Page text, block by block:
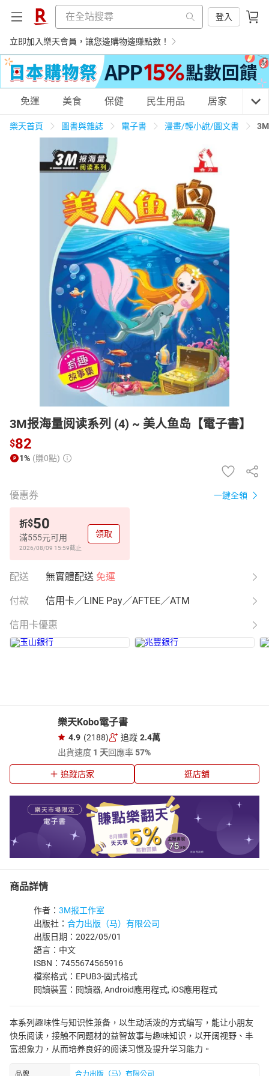
登入
立即加入樂天會員，讓您邊購物邊賺點數！
購物網分類
天天免運 美食蛋糕
3C家電 運動休閒 親子玩具
男裝 化妝保養 情趣用品
日本購物 電子/紙本書
免運 美食 保健 民生用品 居家 3C
樂天首頁 圖書與雜誌 電子書 漫畫/輕小說/圖文書
3M报海量阅读系列 (4) ~ 美人鱼岛【電子書】
$82
1% (賺0點)
優惠券 一鍵全領
折$50
滿555元可用
2026/08/09 15:59截止
領取
配送 無實體配送 免運
付款 信用卡／LINE Pay／AFTEE／ATM
信用卡優惠
樂天Kobo電子書
4.9 (2188) 追蹤 2.4萬
出貨速度 1 天回應率57%
追蹤店家 逛店舖
商品詳情
作者： 3M报工作室
出版社： 合力出版（马）有限公司
出版日期：2022/05/01
語言：中文
ISBN：7455674565916
檔案格式：EPUB3-固式格式
閱讀裝置：閱讀器, Android應用程式, iOS應用程式
本系列趣味性与知识性兼备，以生动活泼的方式编写，能让小朋友
快乐阅读，接触不同题材的益智故事与趣味知识，以开阔视野、丰
富想象力，从而培养良好的阅读习惯及提升学习能力。
品牌 合力出版（马）有限公司